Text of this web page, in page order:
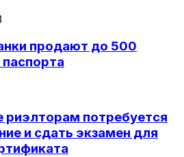
продают до 500
риэлторам потребуется
и сдать экзамен для